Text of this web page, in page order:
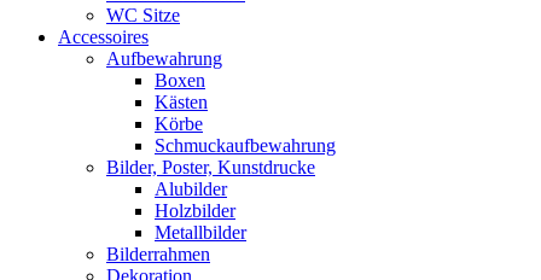
WC Sitze
Accessoires
Aufbewahrung
Boxen
Kästen
Körbe
Schmuckaufbewahrung
Bilder, Poster, Kunstdrucke
Alubilder
Holzbilder
Metallbilder
Bilderrahmen
Dekoration